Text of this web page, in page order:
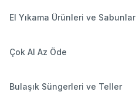
El Yıkama Ürünleri ve Sabunlar
Çok Al Az Öde
Bulaşık Süngerleri ve Teller